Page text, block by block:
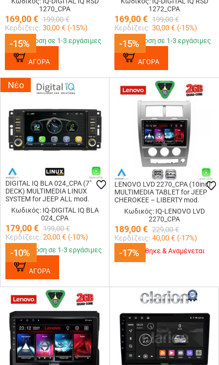
-15%
1270_CPA
169,00€ 199,00 €
Κερδίζεις: 30,00 € (-15%)
-15%
Παράδοση σε 1-3 εργάσιμες
ΑΓΟΡΑ
-15%
1272_CPA
169,00€ 199,00 €
Κερδίζεις: 30,00 € (-15%)
-15%
Παράδοση σε 1-3 εργάσιμες
ΑΓΟΡΑ
Νέο
-10%
DIGITAL IQ BLA 024_CPA (7"
DECK) MULTIMEDIA LINUX
SYSTEM for JEEP ALL mod.
2005-2018
Κωδικός: IQ-DIGITAL IQ BLA
024_CPA
179,00€ 199,00 €
Κερδίζεις: 20,00 € (-10%)
-10%
Παράδοση σε 1-3 εργάσιμες
ΑΓΟΡΑ
-17%
LENOVO LVD 2270_CPA (10inc)
MULTIMEDIA TABLET for JEEP
CHEROKEE – LIBERTY mod.
2007-2014
Κωδικός: IQ-LENOVO LVD
2270_CPA
189,00€ 229,00 €
Κερδίζεις: 40,00 € (-17%)
-17%
Εξαντλήθηκε & Αναμένεται